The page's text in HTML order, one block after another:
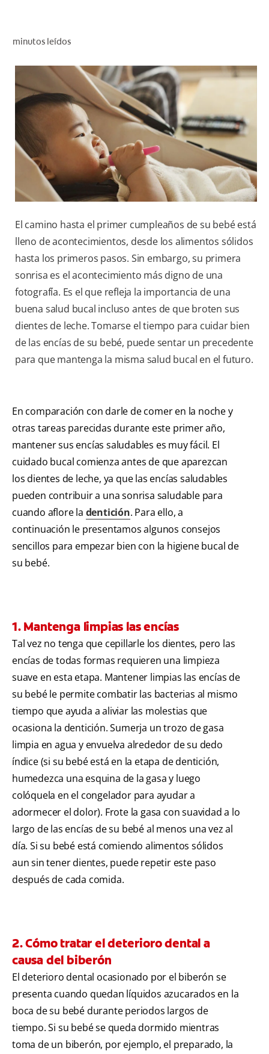
PARA PROFESIONALES
DÓNDE COMPRAR
VE (ES)
SUSCRÍBETE
minutos leídos
El camino hasta el primer cumpleaños de su bebé está
lleno de acontecimientos, desde los alimentos sólidos
hasta los primeros pasos. Sin embargo, su primera
sonrisa es el acontecimiento más digno de una
fotografía. Es el que refleja la importancia de una
buena salud bucal incluso antes de que broten sus
dientes de leche. Tomarse el tiempo para cuidar bien
de las encías de su bebé, puede sentar un precedente
para que mantenga la misma salud bucal en el futuro.
En comparación con darle de comer en la noche y
otras tareas parecidas durante este primer año,
mantener sus encías saludables es muy fácil. El
cuidado bucal comienza antes de que aparezcan
los dientes de leche, ya que las encías saludables
pueden contribuir a una sonrisa saludable para
cuando aflore la dentición. Para ello, a
continuación le presentamos algunos consejos
sencillos para empezar bien con la higiene bucal de
su bebé.
1. Mantenga limpias las encías
Tal vez no tenga que cepillarle los dientes, pero las
encías de todas formas requieren una limpieza
suave en esta etapa. Mantener limpias las encías de
su bebé le permite combatir las bacterias al mismo
tiempo que ayuda a aliviar las molestias que
ocasiona la dentición. Sumerja un trozo de gasa
limpia en agua y envuelva alrededor de su dedo
índice (si su bebé está en la etapa de dentición,
humedezca una esquina de la gasa y luego
colóquela en el congelador para ayudar a
adormecer el dolor). Frote la gasa con suavidad a lo
largo de las encías de su bebé al menos una vez al
día. Si su bebé está comiendo alimentos sólidos
aun sin tener dientes, puede repetir este paso
después de cada comida.
2. Cómo tratar el deterioro dental a
causa del biberón
El deterioro dental ocasionado por el biberón se
presenta cuando quedan líquidos azucarados en la
boca de su bebé durante periodos largos de
tiempo. Si su bebé se queda dormido mientras
toma de un biberón, por ejemplo, el preparado, la